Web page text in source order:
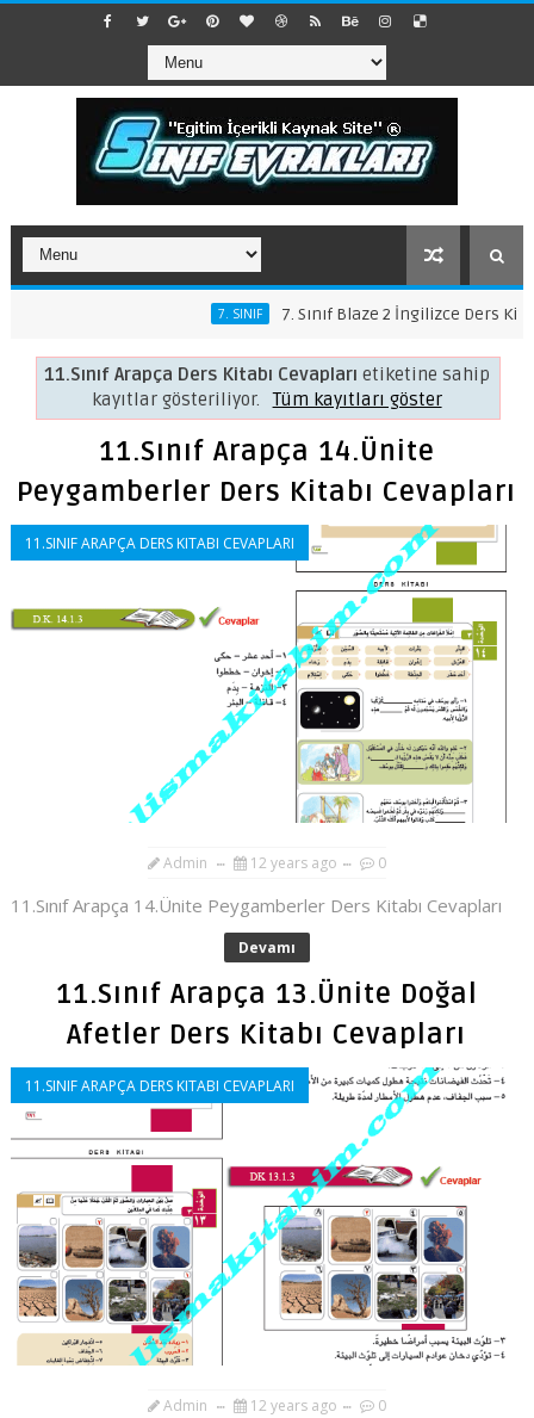
7. Sınıf Blaze 2 İngilizce Ders Kitabı
11.Sınıf Arapça Ders Kitabı Cevapları etiketine sahip
kayıtlar gösteriliyor.
Tüm kayıtları göster
11.Sınıf Arapça 14.Ünite
Peygamberler Ders Kitabı Cevapları
11.SINIF ARAPÇA DERS KITABI CEVAPLARI
Admin 12 years ago 0
11.Sınıf Arapça 14.Ünite Peygamberler Ders Kitabı Cevapları
Devamı
11.Sınıf Arapça 13.Ünite Doğal
Afetler Ders Kitabı Cevapları
11.SINIF ARAPÇA DERS KITABI CEVAPLARI
Admin 12 years ago 0